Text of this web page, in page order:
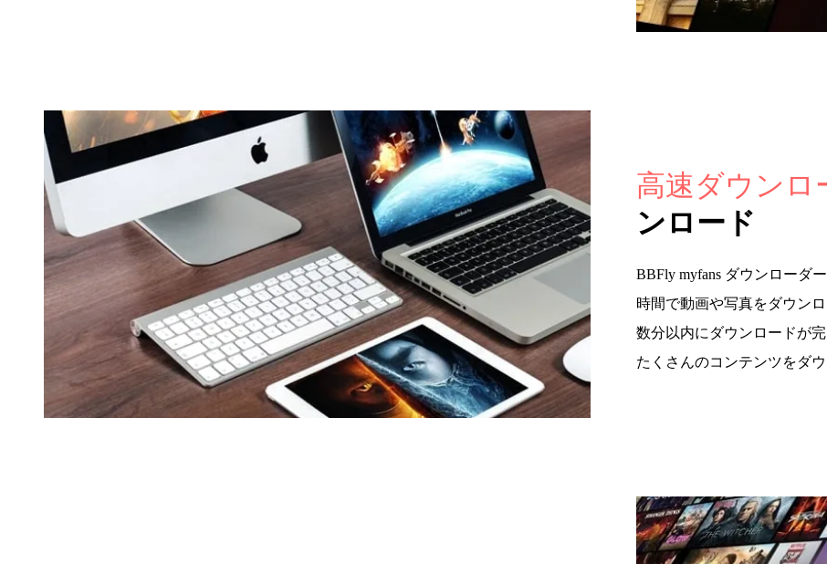
高速ダウンロ
ンロード
BBFly myfans ダウンローダ
時間で動画や写真をダウン
数分以内にダウンロードが
たくさんのコンテンツをダ